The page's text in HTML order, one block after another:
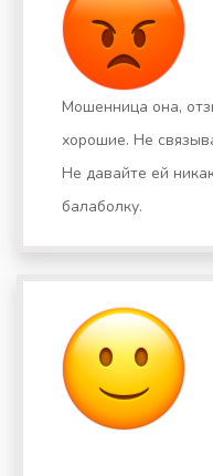
Мошенница она,
хорошие. Не
Не давайте ей
балаболку.